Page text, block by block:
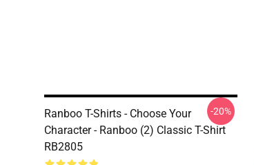
Ranboo T-Shirts - Choose Your
Character - Ranboo (2) Classic T-Shirt
RB2805
-20%